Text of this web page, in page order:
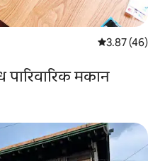
औसत रेटिंग 5 में
3.87 (46)
पारिवारिक मकान